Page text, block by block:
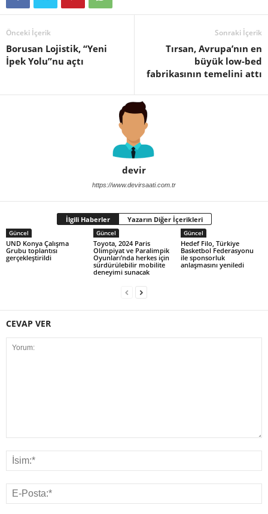
Önceki İçerik
Borusan Lojistik, “Yeni
İpek Yolu”nu açtı
Sonraki İçerik
Tırsan, Avrupa’nın en
büyük low-bed
fabrikasının temelini attı
devir
https://www.devirsaati.com.tr
İlgili Haberler Yazarın Diğer İçerikleri
Güncel
UND Konya Çalışma
Grubu toplantısı
gerçekleştirildi
Güncel
Toyota, 2024 Paris
Olimpiyat ve Paralimpik
Oyunları’nda herkes için
sürdürülebilir mobilite
deneyimi sunacak
Güncel
Hedef Filo, Türkiye
Basketbol Federasyonu
ile sponsorluk
anlaşmasını yeniledi
CEVAP VER